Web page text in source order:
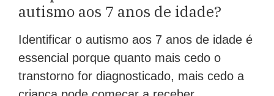
autismo aos 7 anos de idade?
Identificar o autismo aos 7 anos de idade é
essencial porque quanto mais cedo o
transtorno for diagnosticado, mais cedo a
criança pode começar a receber